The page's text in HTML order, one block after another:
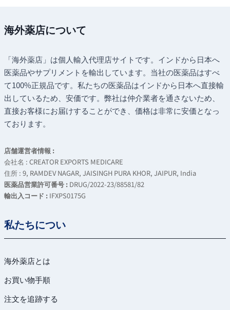
¥5,700
海外薬店について
「海外薬店」は個人輸入代理店サイトです。インドから日本へ
医薬品やサプリメントを輸出しています。当社の医薬品はすべ
て100%正規品です。私たちの医薬品はインドから日本へ直接輸
出しているため、安価です。弊社は仲介業者を通さないため、
直接お客様にお届けすることができ、価格は非常に安価となっ
ております。
店舗運営者情報 :
会社名 : CREATOR EXPORTS MEDICARE
住所 : 9, RAMDEV NAGAR, JAISINGH PURA KHOR, JAIPUR, India
医薬品営業許可番号 : DRUG/2022-23/88581/82
輸出入コード : IFXPS0175G
私たちについ
海外薬店とは
お買い物手順
注文を追跡する